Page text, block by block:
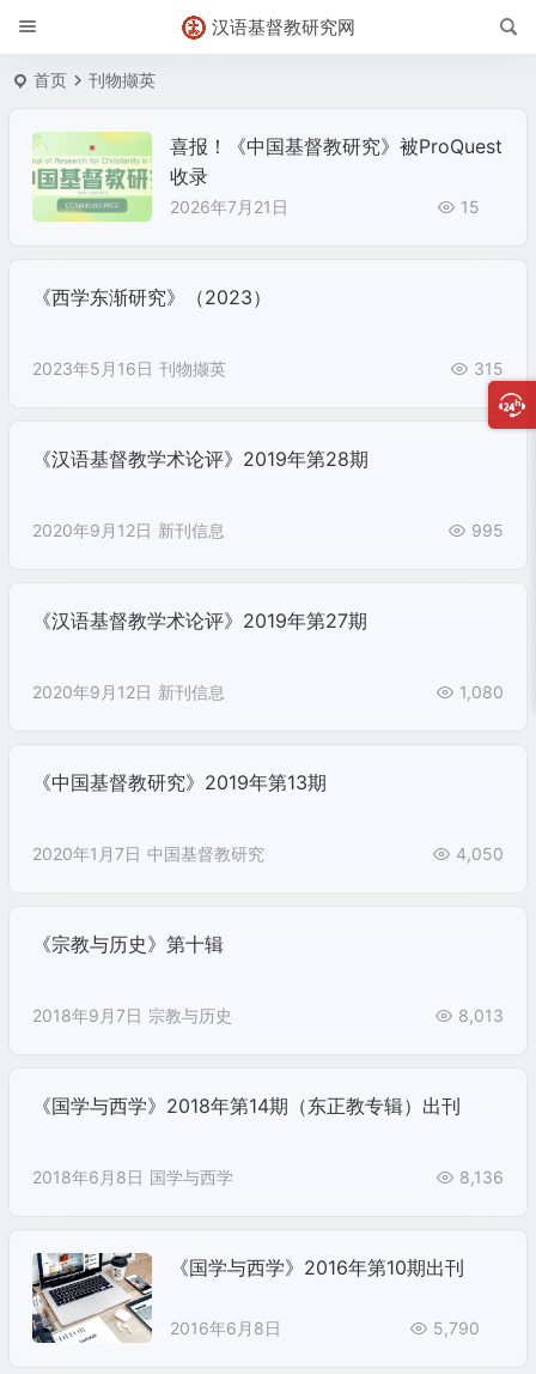
汉语基督教研究网
首页 刊物撷英
喜报！《中国基督教研究》被ProQuest
收录
2026年7月21日 15
《西学东渐研究》（2023）
2023年5月16日 刊物撷英 315
《汉语基督教学术论评》2019年第28期
2020年9月12日 新刊信息 995
《汉语基督教学术论评》2019年第27期
2020年9月12日 新刊信息 1,080
《中国基督教研究》2019年第13期
2020年1月7日 中国基督教研究 4,050
《宗教与历史》第十辑
2018年9月7日 宗教与历史 8,013
《国学与西学》2018年第14期（东正教专辑）出刊
2018年6月8日 国学与西学 8,136
《国学与西学》2016年第10期出刊
2016年6月8日 5,790